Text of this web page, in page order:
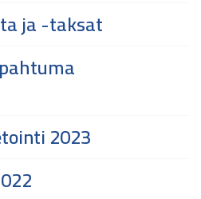
ja -taksat
2023